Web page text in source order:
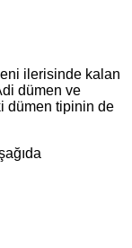
ilerisinde kalan
dümen ve
dümen tipinin de